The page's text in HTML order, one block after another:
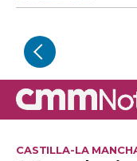
CASTILLA-LA